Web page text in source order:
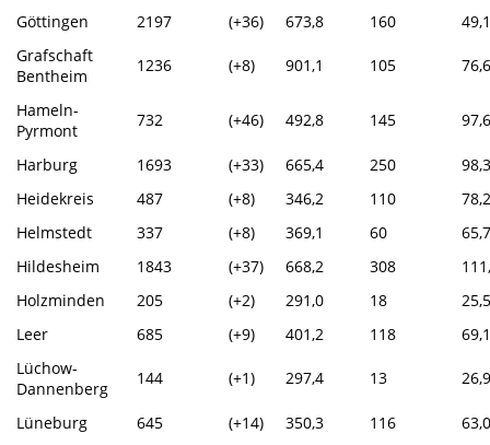
Göttingen
2197 (+36) 673,8 160
Grafschaft
Bentheim
1236 (+8) 901,1 105
Hameln-
Pyrmont
732 (+46) 492,8 145
Harburg 1693 (+33) 665,4 250
Heidekreis
487 (+8) 346,2 110
Helmstedt
337 (+8) 369,1 60
Hildesheim
1843 (+37) 668,2 308
Holzminden
205 (+2) 291,0 18
Leer
685 (+9) 401,2 118
Lüchow-
Dannenberg
144 (+1) 297,4 13
Lüneburg 645 (+14) 350,3 116